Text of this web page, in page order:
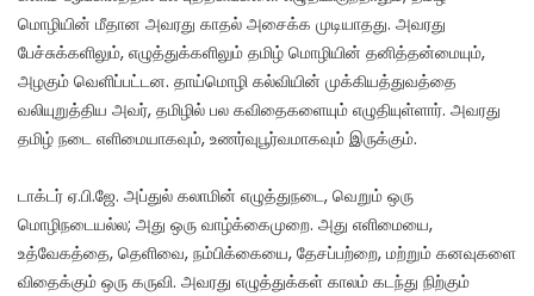
மொழியின் மீதான அவரது காதல் அசைக்க முடியாதது. அவரது
பேச்சுக்களிலும், எழுத்துக்களிலும் தமிழ் மொழியின் தனித்தன்மையும்,
அழகும் வெளிப்பட்டன. தாய்மொழி கல்வியின் முக்கியத்துவத்தை
வலியுறுத்திய அவர், தமிழில் பல கவிதைகளையும் எழுதியுள்ளார். அவரது
தமிழ் நடை எளிமையாகவும், உணர்வுபூர்வமாகவும் இருக்கும்.
டாக்டர் ஏ.பி.ஜே. அப்துல் கலாமின் எழுத்துநடை, வெறும் ஒரு
மொழிநடையல்ல; அது ஒரு வாழ்க்கைமுறை. அது எளிமையை,
உத்வேகத்தை, தெளிவை, நம்பிக்கையை, தேசப்பற்றை, மற்றும் கனவுகளை
விதைக்கும் ஒரு கருவி. அவரது எழுத்துக்கள் காலம் கடந்து நிற்கும்